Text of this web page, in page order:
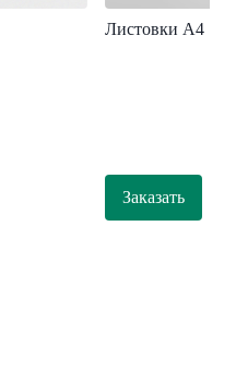
Листовки A4
Заказать